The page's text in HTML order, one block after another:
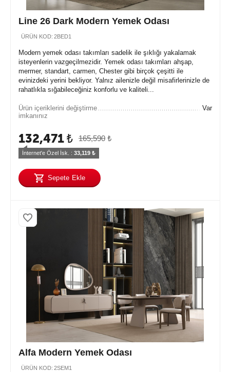
Line 26 Dark Modern Yemek Odası
ÜRÜN KOD: 2BED1
Modern yemek odası takımları sadelik ile şıklığı yakalamak
isteyenlerin vazgeçilmezidir. Yemek odası takımları ahşap,
mermer, standart, carmen, Chester gibi birçok çeşitti ile
evinizdeki yerini bekliyor. Yalnız ailenizle değil misafirlerinizle de
rahatlıkla sığabileceğiniz konforlu ve kaliteli...
Ürün içeriklerini değiştirme
imkanınız
Var
165,590 ₺
132,471₺
İnternet'e Özel İsk. : 33,119 ₺
Sepete Ekle
Alfa Modern Yemek Odası
ÜRÜN KOD: 2SEM1